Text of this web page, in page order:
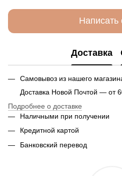
Написать
Доставка
Самовывоз из нашего
Доставка Новой Почтой — от
Подробнее о доставке
Наличными при получении
Кредитной картой
Банковский перевод